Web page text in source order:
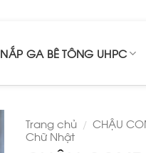
NẮP GA BÊ TÔNG UHPC
Trang chủ / CHẬU
Chữ Nhật